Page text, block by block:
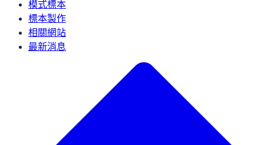
模式標本
標本製作
相關網站
最新消息